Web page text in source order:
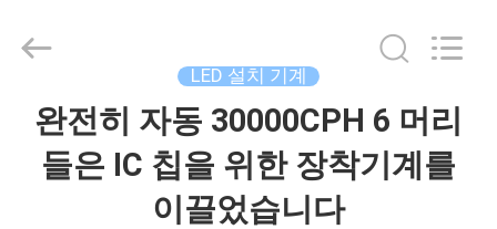
Co.,LTD.
Reserved.
LED 설치 기계
완전히 자동 30000CPH 6 머리
들은 IC 칩을 위한 장착기계를
이끌었습니다